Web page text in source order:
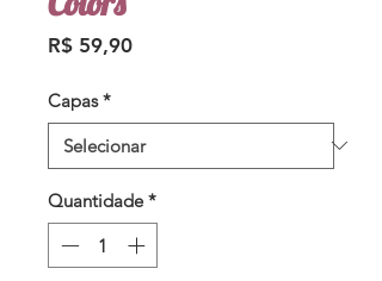
R$ 59,90Preço
Capas *
Quantidade *